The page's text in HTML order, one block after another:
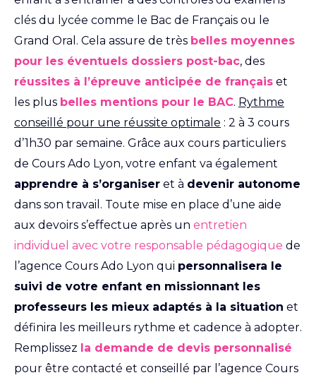
clés du lycée comme le Bac de Français ou le
Grand Oral. Cela assure de très belles moyennes
pour les éventuels dossiers post-bac, des
réussites à l’épreuve anticipée de français et
les plus belles mentions pour le BAC. Rythme
conseillé pour une réussite optimale : 2 à 3 cours
d’1h30 par semaine. Grâce aux cours particuliers
de Cours Ado Lyon, votre enfant va également
apprendre à s’organiser et à devenir autonome
dans son travail. Toute mise en place d’une aide
aux devoirs s’effectue après un entretien
individuel avec votre responsable pédagogique de
l’agence Cours Ado Lyon qui personnalisera le
suivi de votre enfant en missionnant les
professeurs les mieux adaptés à la situation et
définira les meilleurs rythme et cadence à adopter.
Remplissez la demande de devis personnalisé
pour être contacté et conseillé par l’agence Cours